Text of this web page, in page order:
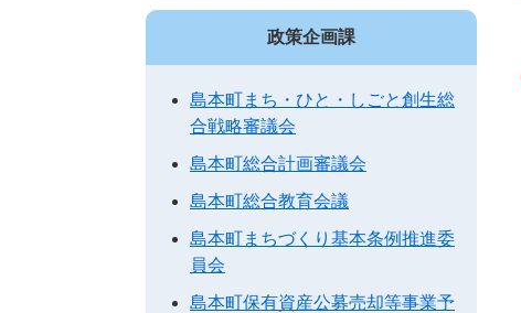
政策企画課
島本町まち・ひと・しごと創生総
合戦略審議会
島本町総合計画審議会
島本町総合教育会議
島本町まちづくり基本条例推進委
員会
島本町保有資産公募売却等事業予